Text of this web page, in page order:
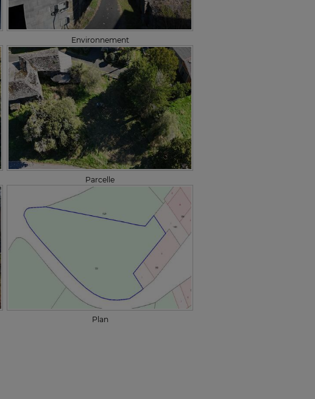
Environnement
Parcelle
Plan